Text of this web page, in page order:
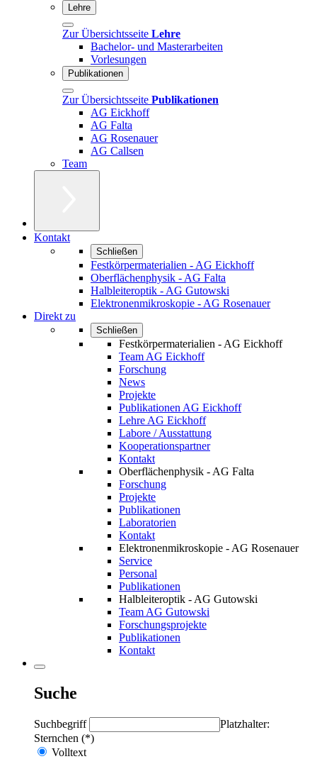
Lehre
Zur Übersichtsseite Lehre
Bachelor- und Masterarbeiten
Vorlesungen
Publikationen
Zur Übersichtsseite Publikationen
AG Eickhoff
AG Falta
AG Rosenauer
AG Callsen
Team
Kontakt
Schließen
Festkörpermaterialien - AG Eickhoff
Oberflächenphysik - AG Falta
Halbleiteroptik - AG Gutowski
Elektronenmikroskopie - AG Rosenauer
Direkt zu
Schließen
Festkörpermaterialien - AG Eickhoff
Team AG Eickhoff
Forschung
News
Projekte
Publikationen AG Eickhoff
Lehre AG Eickhoff
Labore / Ausstattung
Kooperationspartner
Kontakt
Oberflächenphysik - AG Falta
Forschung
Projekte
Publikationen
Laboratorien
Kontakt
Elektronenmikroskopie - AG Rosenauer
Service
Personal
Publikationen
Halbleiteroptik - AG Gutowski
Team AG Gutowski
Forschungsprojekte
Publikationen
Kontakt
Suche
Suchbegriff
Platzhalter:
Sternchen (*)
Volltext